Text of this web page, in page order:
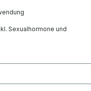
Sexualhormone und